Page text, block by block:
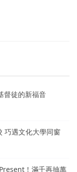
督徒的新福音
巧遇文化大學同窗
！滿千再抽萬